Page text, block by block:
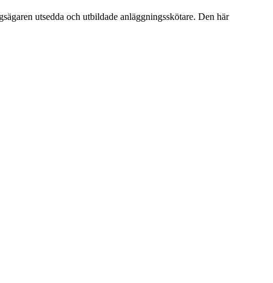
utsedda och utbildade anläggningsskötare. Den här